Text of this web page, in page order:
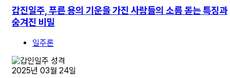
갑진일주, 푸른 용의 기운을 가진 사람들의 소름 돋는 특징과
숨겨진 비밀
일주론
2025년 03월 24일